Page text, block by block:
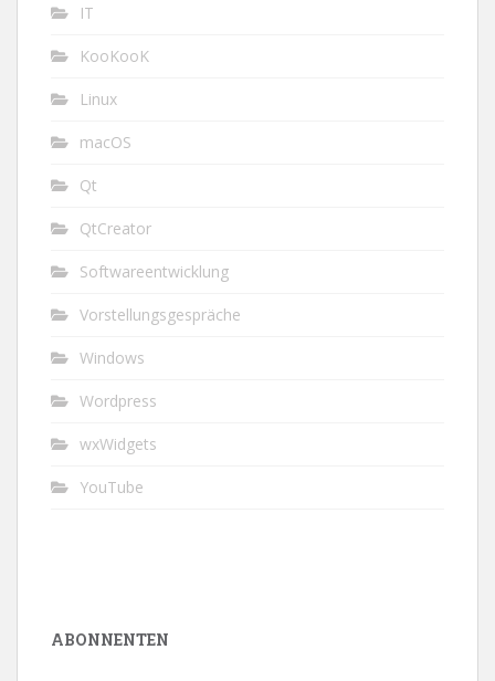
IT
KooKooK
Linux
macOS
Qt
QtCreator
Softwareentwicklung
Vorstellungsgespräche
Windows
Wordpress
wxWidgets
YouTube
ABONNENTEN